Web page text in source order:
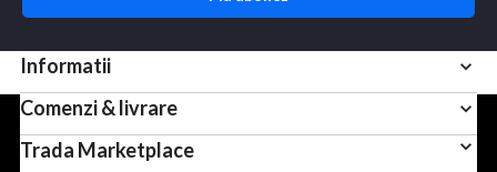
Informatii
Comenzi & livrare
Trada Marketplace
Pentru scopuri precum afisarea de continut personalizat,
folosim module cookie sau tehnologii similare. Apasand